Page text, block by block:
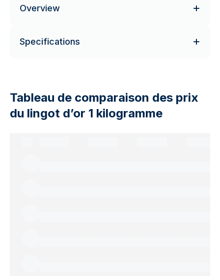
Overview
Specifications
Tableau de comparaison des prix
du lingot d’or 1 kilogramme